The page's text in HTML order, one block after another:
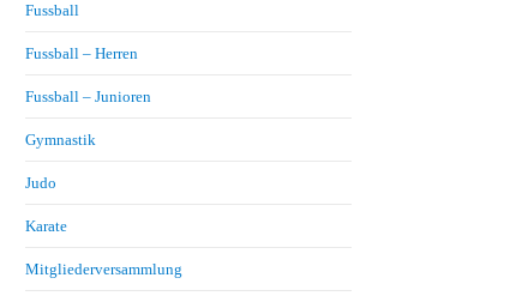
Fussball
Fussball – Herren
Fussball – Junioren
Gymnastik
Judo
Karate
Mitgliederversammlung